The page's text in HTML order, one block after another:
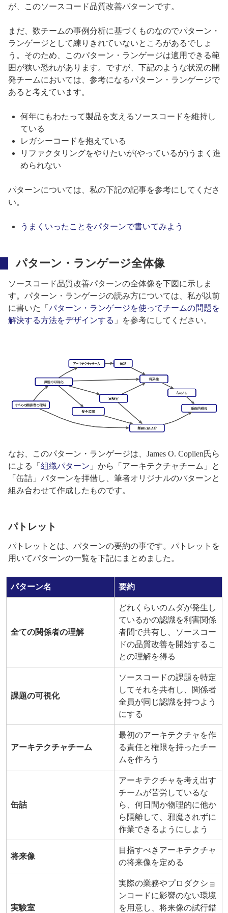
が、このソースコード品質改善パターンです。
まだ、数チームの事例分析に基づくものなのでパターン・
ランゲージとして練りきれていないところがあるでしょ
う。そのため、このパターン・ランゲージは適用できる範
囲が狭い恐れがあります。ですが、下記のような状況の開
発チームにおいては、参考になるパターン・ランゲージで
あると考えています。
何年にもわたって製品を支えるソースコードを維持し
ている
レガシーコードを抱えている
リファクタリングをやりたいが(やっているが)うまく進
められない
パターンについては、私の下記の記事を参考にしてくださ
い。
うまくいったことをパターンで書いてみよう
パターン・ランゲージ全体像
ソースコード品質改善パターンの全体像を下図に示しま
す。パターン・ランゲージの読み方については、私が以前
に書いた「 パターン・ランゲージを使ってチームの問題を
解決する方法をデザインする 」を参考にしてください。
なお、このパターン・ランゲージは、James O. Coplien氏ら
による「 組織パターン 」から「アーキテクチャチーム」と
「缶詰」パターンを拝借し、筆者オリジナルのパターンと
組み合わせて作成したものです。
パトレット
パトレットとは、パターンの要約の事です。パトレットを
用いてパターンの一覧を下記にまとめました。
パターン名 要約
全ての関係者の理解
どれくらいのムダが発生し
ているかの認識を利害関係
者間で共有し、ソースコー
ドの品質改善を開始するこ
との理解を得る
課題の可視化
ソースコードの課題を特定
してそれを共有し、関係者
全員が同じ認識を持つよう
にする
アーキテクチャチーム
最初のアーキテクチャを作
る責任と権限を持ったチー
ムを作ろう
缶詰
アーキテクチャを考え出す
チームが苦労しているな
ら、何日間か物理的に他か
ら隔離して、邪魔されずに
作業できるようにしよう
将来像
目指すべきアーキテクチャ
の将来像を定める
実験室
実際の業務やプロダクショ
ンコードに影響のない環境
を用意し、将来像の試行錯